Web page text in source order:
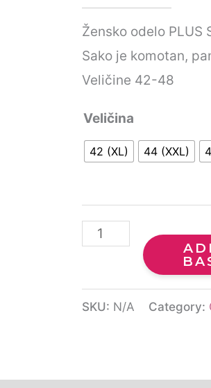
Žensko odelo PLUS
Sako je komotan,
Veličine 42-48
Veličina
42 (XL) 44 (XXL)
dugmićima
SKU: N/A Category: